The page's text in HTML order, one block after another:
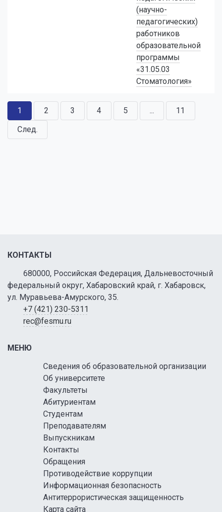
(научно-
педагогических)
работников
образовательной
программы
«31.05.03
Стоматология»
1 2 3 4 5 ...
11
След.
КОНТАКТЫ
680000, Российская Федерация, Дальневосточный
федеральный округ, Хабаровский край, г. Хабаровск,
ул. Муравьева-Амурского, 35.
+7 (421) 230-5311
rec@fesmu.ru
МЕНЮ
Сведения об образовательной организации
Об университете
Факультеты
Абитуриентам
Студентам
Преподавателям
Выпускникам
Контакты
Обращения
Противодействие коррупции
Информационная безопасность
Антитеррористическая защищенность
Карта сайта